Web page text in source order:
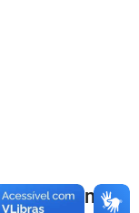
de Down